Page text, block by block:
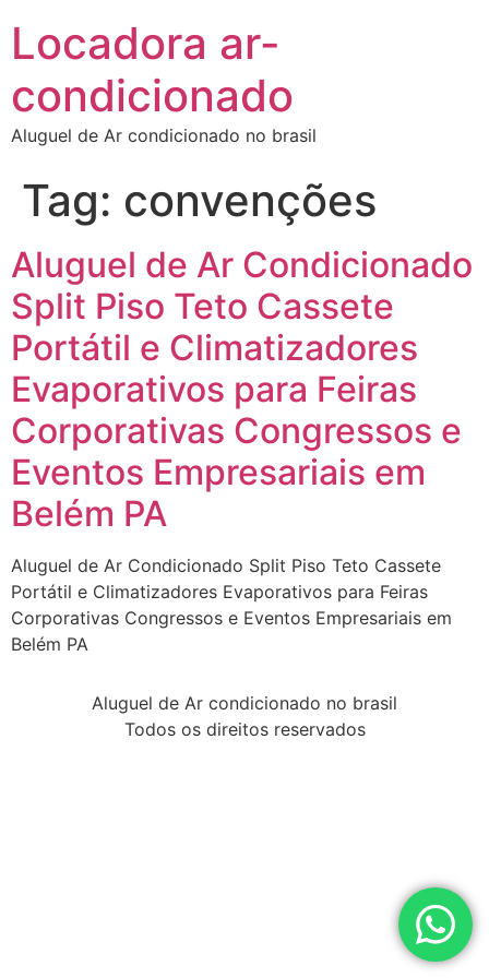
Locadora ar-
condicionado
Aluguel de Ar condicionado no brasil
Tag: convenções
Aluguel de Ar Condicionado
Split Piso Teto Cassete
Portátil e Climatizadores
Evaporativos para Feiras
Corporativas Congressos e
Eventos Empresariais em
Belém PA
Aluguel de Ar Condicionado Split Piso Teto Cassete
Portátil e Climatizadores Evaporativos para Feiras
Corporativas Congressos e Eventos Empresariais em
Belém PA
Aluguel de Ar condicionado no brasil
Todos os direitos reservados